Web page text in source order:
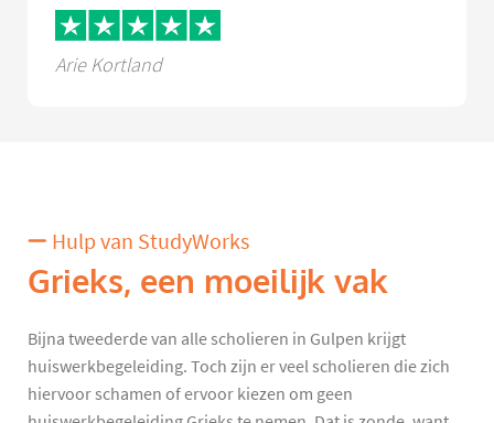
Arie Kortland
Hulp van StudyWorks
Grieks, een moeilijk vak
Bijna tweederde van alle scholieren in Gulpen krijgt
huiswerkbegeleiding. Toch zijn er veel scholieren die zich
hiervoor schamen of ervoor kiezen om geen